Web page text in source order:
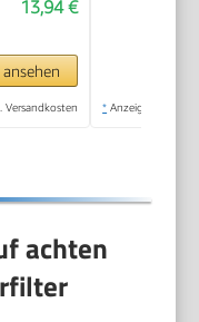
13,94 €
Versandkosten * Anzeige
achten